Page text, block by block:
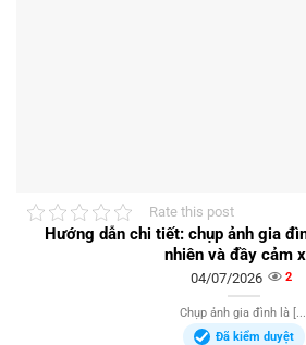
Rate this post
Hướng dẫn chi tiết: chụp ảnh gia
nhiên và đầy cảm
04/07/2026 2
Chụp ảnh gia đình là [...]
Đã kiểm duyệt